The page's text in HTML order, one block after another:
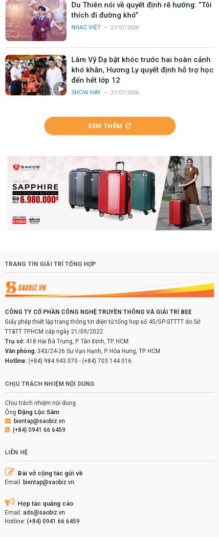
Du Thiên nói về quyết định rẽ hướng: “Tôi
thích đi đường khó”
NHẠC VIỆT 27/07/2026
Lâm Vỹ Dạ bật khóc trước hai hoàn cảnh
khó khăn, Hương Ly quyết định hỗ trợ học
đến hết lớp 12
SHOW HAY 27/07/2026
XEM THÊM
TRANG TIN GIẢI TRÍ TỔNG HỢP
CÔNG TY CỔ PHẦN CÔNG NGHỆ TRUYỀN THÔNG VÀ GIẢI TRÍ BEE
Giấy phép thiết lập trang thông tin điện tử tổng hợp số 45/GP-STTTT do Sở
TT&TT TP.HCM cấp ngày 21/09/2022
Trụ sở: 418 Hai Bà Trưng, P. Tân Định, TP. HCM
Văn phòng: 343/24-26 Sư Vạn Hạnh, P. Hòa Hưng, TP. HCM
Hotline: (+84) 984 943 070 - (+84) 703 144 016
CHỊU TRÁCH NHIỆM NỘI DUNG
Chịu trách nhiệm nội dung
Ông Đặng Lộc Sâm
bientap@saobiz.vn
(+84) 0941 66 6459
LIÊN HỆ
Bài vở cộng tác gửi về
Email: bientap@saobiz.vn
Hợp tác quảng cáo
Email: ads@saobiz.vn
Hotline: (+84) 0941 66 6459